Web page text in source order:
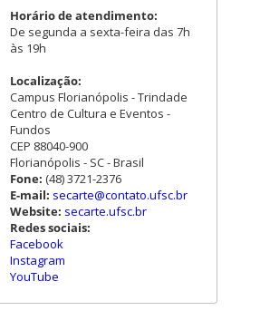
Horário de atendimento:
De segunda a sexta-feira das 7h
às 19h
Localização:
Campus Florianópolis - Trindade
Centro de Cultura e Eventos -
Fundos
CEP 88040-900
Florianópolis - SC - Brasil
Fone: (48) 3721-2376
E-mail: secarte@contato.ufsc.br
Website: secarte.ufsc.br
Redes sociais:
Facebook
Instagram
YouTube